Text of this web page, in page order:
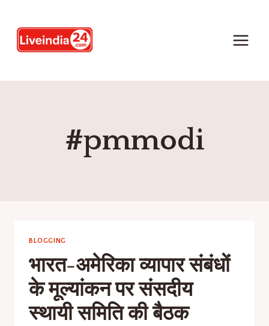
#pmmodi
BLOGGING
भारत-अमेरिका व्यापार संबंधों
के मूल्यांकन पर संसदीय
स्थायी समिति की बैठक